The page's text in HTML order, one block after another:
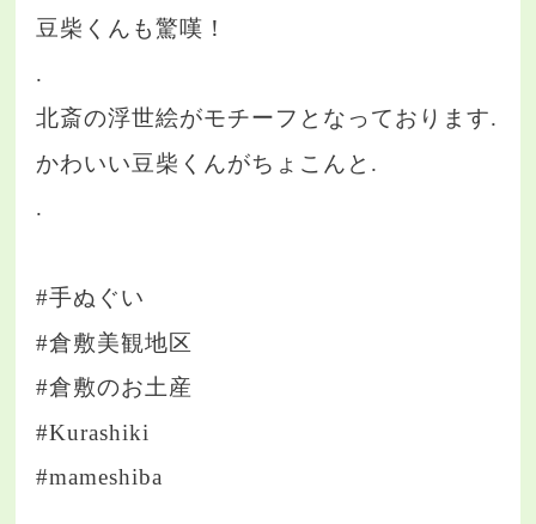
豆柴くんも驚嘆！
.
北斎の浮世絵がモチーフとなっております.
かわいい豆柴くんがちょこんと.
.
#手ぬぐい
#倉敷美観地区
#倉敷のお土産
#Kurashiki
#mameshiba